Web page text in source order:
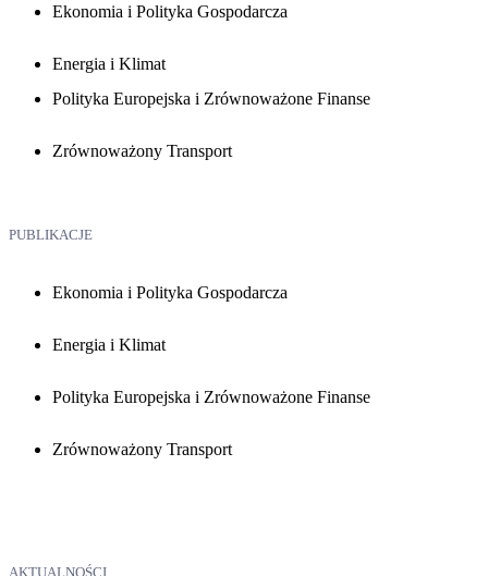
Ekonomia i Polityka Gospodarcza
Energia i Klimat
Polityka Europejska i Zrównoważone Finanse
Zrównoważony Transport
PUBLIKACJE
Ekonomia i Polityka Gospodarcza
Energia i Klimat
Polityka Europejska i Zrównoważone Finanse
Zrównoważony Transport
AKTUALNOŚCI